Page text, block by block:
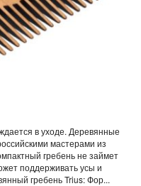
в уходе. Деревянные
мастерами из
гребень не займет
поддерживать усы и
гребень Trius: Фор...